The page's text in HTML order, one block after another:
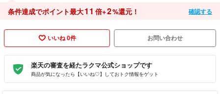
条件達成でポイント最大11 倍+2%還元！ 確認する
いいね 0件 お問い合わせ
楽天の審査を経たラクマ公式ショップです
商品が気になったら【いいね♡】しておトク情報をゲット